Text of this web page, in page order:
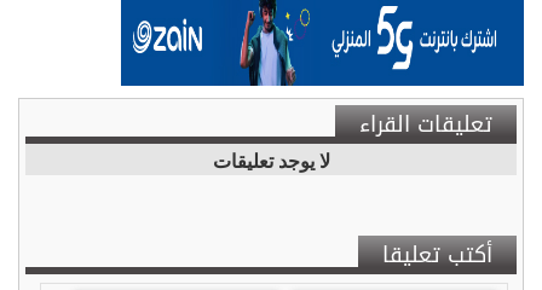
تعليقات القراء
لا يوجد تعليقات
أكتب تعليقا